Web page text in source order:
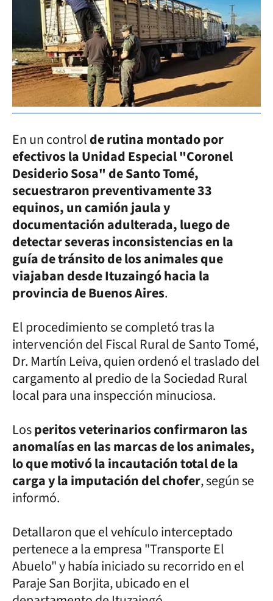
En un controlde rutina montado por
efectivos la Unidad Especial "Coronel
Desiderio Sosa" de Santo Tomé,
secuestraron preventivamente 33
equinos, un camión jaula y
documentación adulterada, luego de
detectar severas inconsistencias en la
guía de tránsito de los animales que
viajaban desde Ituzaingó hacia la
provincia de Buenos Aires.
El procedimiento se completó tras la
intervención del Fiscal Rural de Santo Tomé,
Dr. Martín Leiva, quien ordenó el traslado del
cargamento al predio de la Sociedad Rural
local para una inspección minuciosa.
Losperitos veterinarios confirmaron las
anomalías en las marcas de los animales,
lo que motivó la incautación total de la
carga y la imputación del chofer, según se
informó.
Detallaron que el vehículo interceptado
pertenece a la empresa "Transporte El
Abuelo" y había iniciado su recorrido en el
Paraje San Borjita, ubicado en el